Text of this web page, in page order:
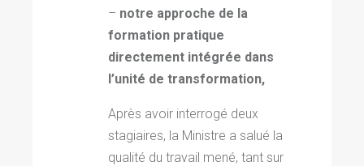
– notre approche de la
formation pratique
directement intégrée dans
l’unité de transformation,
Après avoir interrogé deux
stagiaires, la Ministre a salué la
qualité du travail mené, tant sur